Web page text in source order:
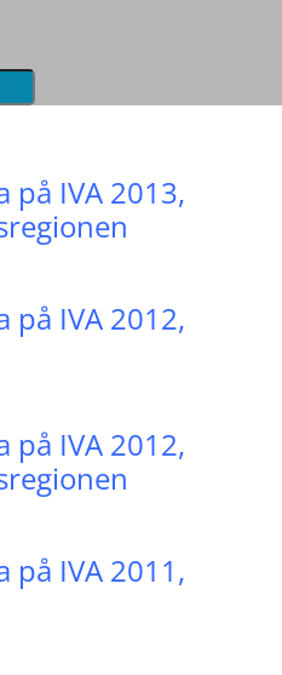
på IVA 2013,
på IVA 2012,
på IVA 2012,
på IVA 2011,